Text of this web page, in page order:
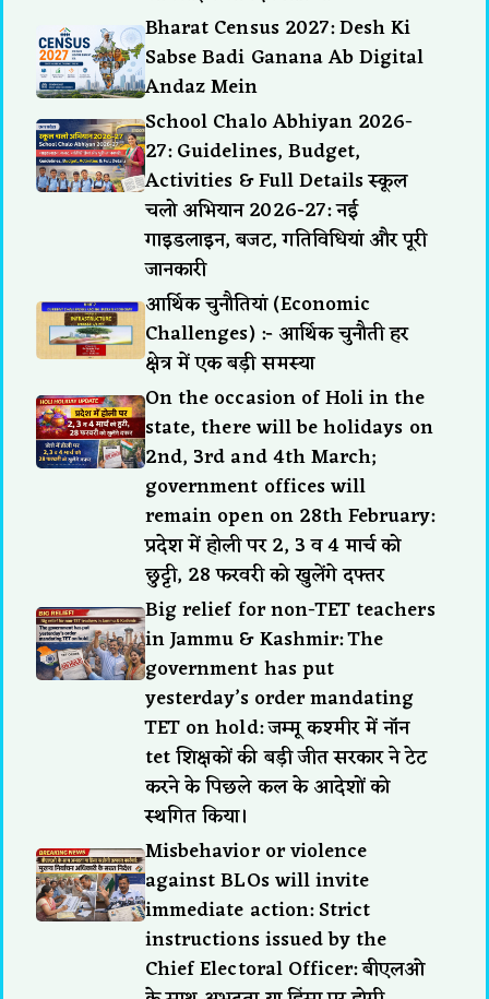
Bharat Census 2027: Desh Ki
Sabse Badi Ganana Ab Digital
Andaz Mein
School Chalo Abhiyan 2026-
27: Guidelines, Budget,
Activities & Full Details स्कूल
चलो अभियान 2026-27: नई
गाइडलाइन, बजट, गतिविधियां और पूरी
जानकारी
आर्थिक चुनौतियां (Economic
Challenges) :- आर्थिक चुनौती हर
क्षेत्र में एक बड़ी समस्या
On the occasion of Holi in the
state, there will be holidays on
2nd, 3rd and 4th March;
government offices will
remain open on 28th February:
प्रदेश में होली पर 2, 3 व 4 मार्च को
छुट्टी, 28 फरवरी को खुलेंगे दफ्तर
Big relief for non-TET teachers
in Jammu & Kashmir: The
government has put
yesterday’s order mandating
TET on hold: जम्मू कश्मीर में नॉन
tet शिक्षकों की बड़ी जीत सरकार ने टेट
करने के पिछले कल के आदेशों को
स्थगित किया।
Misbehavior or violence
against BLOs will invite
immediate action: Strict
instructions issued by the
Chief Electoral Officer: बीएलओ